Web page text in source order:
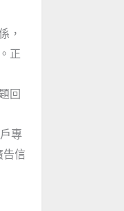
，
正
回
專
告信